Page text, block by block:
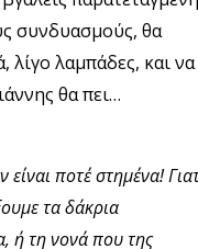
συνδυασμούς, θα
λίγο λαμπάδες, και να
θα πει…
ποτέ στημένα!
τα δάκρια
ή τη νονά που της